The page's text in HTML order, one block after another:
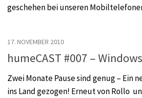
geschehen bei unseren
17. NOVEMBER 2010
humeCAST #007 –
Zwei Monate Pause sind genug – Ein
ins Land gezogen! Erneut von Rollo